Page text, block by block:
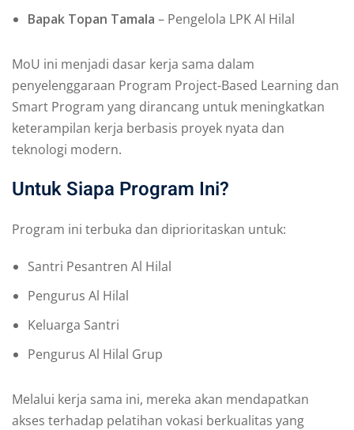
Bapak Topan Tamala – Pengelola LPK Al Hilal
MoU ini menjadi dasar kerja sama dalam
penyelenggaraan Program Project-Based Learning dan
Smart Program yang dirancang untuk meningkatkan
keterampilan kerja berbasis proyek nyata dan
teknologi modern.
Untuk Siapa Program Ini?
Program ini terbuka dan diprioritaskan untuk:
Santri Pesantren Al Hilal
Pengurus Al Hilal
Keluarga Santri
Pengurus Al Hilal Grup
Melalui kerja sama ini, mereka akan mendapatkan
akses terhadap pelatihan vokasi berkualitas yang